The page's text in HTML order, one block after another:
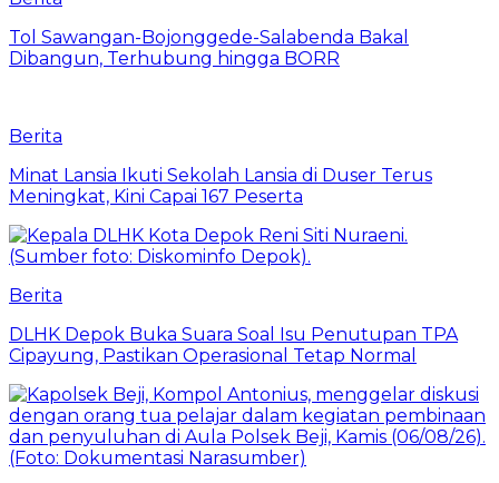
Tol Sawangan-Bojonggede-Salabenda Bakal
Dibangun, Terhubung hingga BORR
Berita
Minat Lansia Ikuti Sekolah Lansia di Duser Terus
Meningkat, Kini Capai 167 Peserta
Berita
DLHK Depok Buka Suara Soal Isu Penutupan TPA
Cipayung, Pastikan Operasional Tetap Normal